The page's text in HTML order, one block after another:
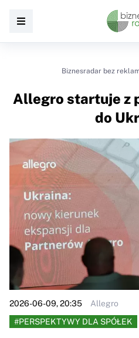
Biznesradar bez
Allegro startuje z
do
2026-06-09, 20:35
Allegro
#PERSPEKTYWY DLA SPÓŁEK